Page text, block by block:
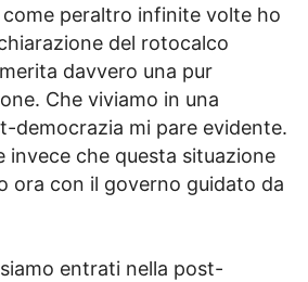
peraltro infinite volte ho
del rotocalco
davvero una pur
Che viviamo in una
democrazia mi pare evidente.
invece che questa situazione
ora con il governo guidato da
entrati nella post-